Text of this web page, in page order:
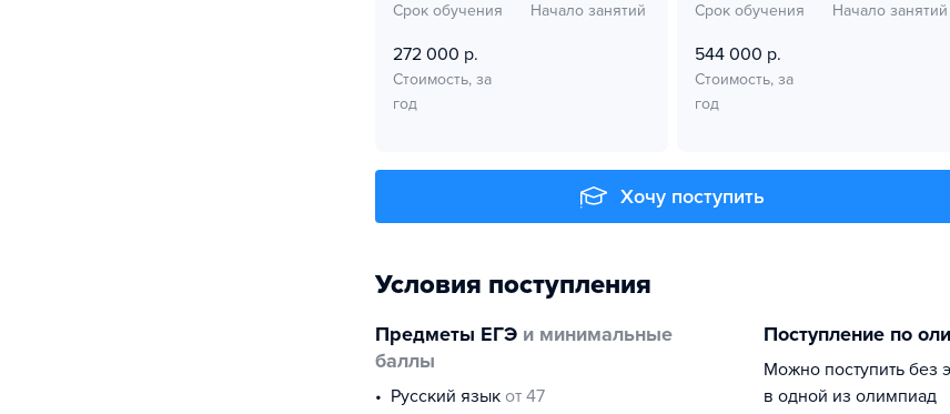
Срок обучения Начало занятий
272 000 р.
Стоимость, за
год
Срок обучения Начало занятий
544 000 р.
Стоимость, за
год
Хочу поступить
Условия поступления
Предметы ЕГЭ и минимальные
баллы
русский язык от 47
Поступление по
Можно поступить без
в одной из олимпиад